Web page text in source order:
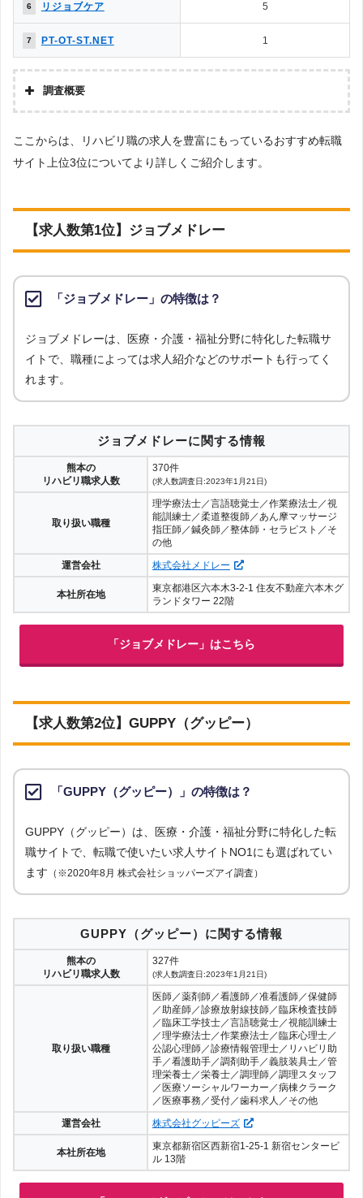
ため、転職エージェント側とのやりとりが必要になるなど多少の制限が
生じます。反面、転職サイトは自身で応募するため制約がなく、気軽に
利用することができます。
［解説2］転職エージェントは、自社が実際にコンタクトを取っている
企業の求人のみが掲載されているため、転職エージェントのチェックが
［解説3］転職エージェントも、複数の企業に同時応募できますが、転
イトでは自身で興味のある求人があればいくらでも自由に応募すること
ができます。
欲しいのか、企業の内情はどうなのかを理解しているため、より詳しい
［解説5］転職エージェントは、企業が欲しい人材と転職希望者が合致
している求人を紹介しているため、内定をもらいやすくなります。
6 リジョブケア 5
7 PT-OT-ST.NET 1
調査概要
株式会社アドバンスフロー
調査対象とした転職サイトについて
調査対象とした求人について
調査日
求人数ランキング上部または下部に記載
ここからは、リハビリ職の求人を豊富にもっているおすすめ転職
サイト上位3位についてより詳しくご紹介します。
【求人数第1位】ジョブメドレー
「ジョブメドレー」の特徴は？
ジョブメドレーは、医療・介護・福祉分野に特化した転職サ
イトで、職種によっては求人紹介などのサポートも行ってく
れます。
ジョブメドレーに関する情報
熊本の
リハビリ職求人数
370件
(求人数調査日:2023年1月21日)
取り扱い職種
理学療法士／言語聴覚士／作業療法士／視
能訓練士／柔道整復師／あん摩マッサージ
指圧師／鍼灸師／整体師・セラピスト／そ
の他
運営会社
株式会社メドレー
本社所在地
東京都港区六本木3-2-1 住友不動産六本木グ
ランドタワー 22階
「ジョブメドレー」はこちら
【求人数第2位】GUPPY（グッピー）
「GUPPY（グッピー）」の特徴は？
GUPPY（グッピー）は、医療・介護・福祉分野に特化した転
職サイトで、転職で使いたい求人サイトNO1にも選ばれてい
ます （※2020年8月 株式会社ショッパーズアイ調査）
GUPPY（グッピー）に関する情報
熊本の
リハビリ職求人数
327件
(求人数調査日:2023年1月21日)
取り扱い職種
医師／薬剤師／看護師／准看護師／保健師
／助産師／診療放射線技師／臨床検査技師
／臨床工学技士／言語聴覚士／視能訓練士
／理学療法士／作業療法士／臨床心理士／
公認心理師／診療情報管理士／リハビリ助
手／看護助手／調剤助手／義肢装具士／管
理栄養士／栄養士／調理師／調理スタッフ
／医療ソーシャルワーカー／病棟クラーク
／医療事務／受付／歯科求人／その他
運営会社
株式会社グッピーズ
本社所在地
東京都新宿区西新宿1-25-1 新宿センタービ
ル 13階